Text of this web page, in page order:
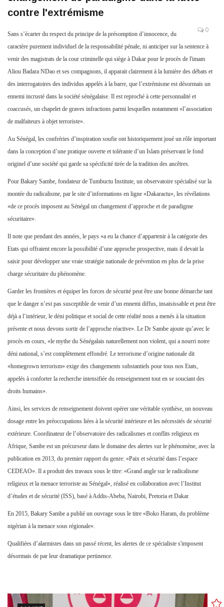
contre l'extrémisme
0
Sans s’écarter du respect du principe de la présomption d’innocence, du
caractère purement individuel de la responsabilité pénale, ni anticiper sur la sentence à
venir des magistrats de la cour criminelle qui siège à Dakar pour le procès de l'imam
Aliou Badara NDao et ses compagnons, il apparait clairement à la lumière des débats et
des interrogatoires des individus appelés à la barre, que l’extrémisme est désormais un
ennemi incrusté dans la société sénégalaise. Il est reproché à cette personnalité et
coaccusés, un chapelet de graves infractions parmi lesquelles notamment «l’association
de malfaiteurs à objet terroriste».
Au Sénégal, les confréries d’inspiration soufie ont historiquement joué un rôle important
dans la conception d’une pratique ouverte et tolérante d’un Islam préservant le fond
originel d’une société qui garde sa spécificité tirée de la tradition des ancêtres.
Pour Bakary Sambe, fondateur de Tumbuctu Institute, un observatoire spécialisé sur la
montée du radicalisme, par le site d’informations en ligne «Dakaractu», les révélations
«de ce procès imposent au Sénégal un changement d’approche et de paradigme
sécuritaire».
Il note que pendant des années, le pays «a eu la chance d’appartenir à la catégorie des
Etats qui offraient encore la possibilité d’une approche prospective, mais il devait la
saisir pour développer une vraie stratégie nationale de prévention en plus de la prise
charge sécuritaire du phénomène.
Garder les frontières et équiper les forces de sécurité peut être une bonne démarche tant
que le danger n’est pas susceptible de venir d’un ennemi diffus, insaisissable et peut être
déjà a l’intérieur, le déni politique et social de cette réalité nous a menés à la situation
présente et nous devons sortir de l’approche réactive». Le Dr Sambe ajoute qu’avec le
procès en cours, «le mythe du Sénégalais naturellement non violent, qui a nourri notre
déni national, s’est complètement effondré. Le terrorisme d’origine nationale dit
«homegrown terrorism» exige des changements substantiels pour tous nos Etats,
appelés à conforter la recherche intensifiée du renseignement tout en se souciant des
droits humains».
Ainsi, les services de renseignement doivent opérer une véritable synthèse, un nouveau
dosage entre les préoccupations liées à la sécurité intérieure et les nécessités de sécurité
extérieure. Coordinateur de l’observatoire des radicalismes et conflits religieux en
Afrique, Sambe est un précurseur dans le domaine des alertes sur le phénomène, avec la
publication en 2013, du premier rapport du genre: «Paix et sécurité dans l’espace
CEDEAO». Il a produit des travaux sous le titre: «Grand angle sur le radicalisme
religieux et la menace terroriste au Sénégal», réalisé en collaboration avec l’Institut
d’études et de sécurité (ISS), basé à Addis-Abeba, Nairobi, Pretoria et Dakar.
En 2015, Bakary Sambe a publié un ouvrage sous le titre «Boko Haram, du problème
nigérian à la menace sous régionale».
Qualifiées d’alarmistes dans un passé récent, les alertes de ce spécialiste s'imposent
désormais de par leur dramatique pertinence.